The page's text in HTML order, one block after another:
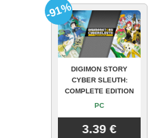
DIGIMON STORY
CYBER SLEUTH:
COMPLETE EDITION
PC
3.39 €
-91%